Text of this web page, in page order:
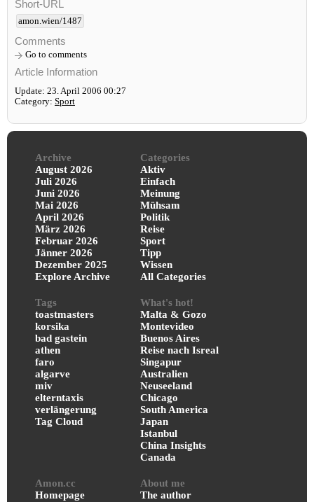
Short-URL
amon.wien/1487
Comments
Go to comments
Article Information
Update: 23. April 2006 00:27
Category: Sport
Archive
August 2026
Juli 2026
Juni 2026
Mai 2026
April 2026
März 2026
Februar 2026
Jänner 2026
Dezember 2025
Explore Archive
Categories
Aktiv
Einfach
Meinung
Mühsam
Politik
Reise
Sport
Tipp
Wissen
All Categories
Tags
toastmasters
korsika
bad gastein
athen
faro
algarve
miv
elterntaxis
verlängerung
Tag Cloud
What's hot!
Malta & Gozo
Montevideo
Buenos Aires
Reise nach Isreal
Singapur
Australien
Neuseeland
Chicago
South America
Japan
Istanbul
China Insights
Canada
Amon.cc
Homepage
About me
The author